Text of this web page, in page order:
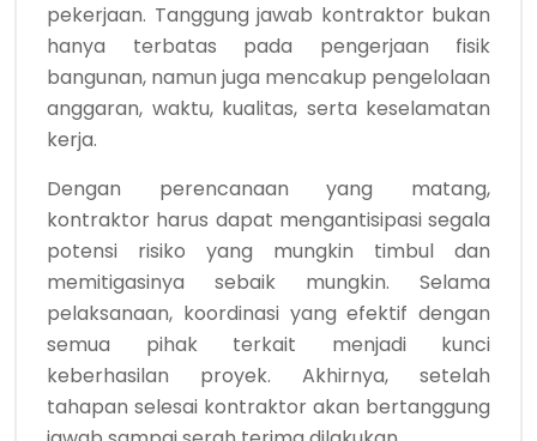
pekerjaan. Tanggung jawab kontraktor bukan
hanya terbatas pada pengerjaan fisik
bangunan, namun juga mencakup pengelolaan
anggaran, waktu, kualitas, serta keselamatan
kerja.
Dengan perencanaan yang matang,
kontraktor harus dapat mengantisipasi segala
potensi risiko yang mungkin timbul dan
memitigasinya sebaik mungkin. Selama
pelaksanaan, koordinasi yang efektif dengan
semua pihak terkait menjadi kunci
keberhasilan proyek. Akhirnya, setelah
tahapan selesai kontraktor akan bertanggung